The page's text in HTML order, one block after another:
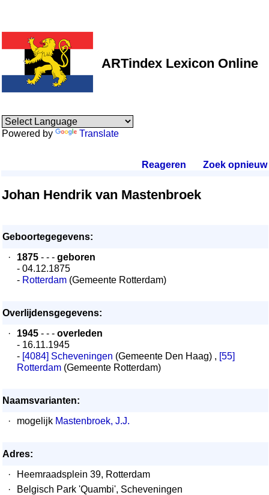
ARTindex Lexicon Online
Powered by Translate
Reageren Zoek opnieuw.
Johan Hendrik van Mastenbroek
Geboortegegevens:
·
1875 - - - geboren
- 04.12.1875
- Rotterdam (Gemeente Rotterdam)
Overlijdensgegevens:
·
1945 - - - overleden
- 16.11.1945
- [4084] Scheveningen (Gemeente Den Haag) , [55]
Rotterdam (Gemeente Rotterdam)
Naamsvarianten:
·
mogelijk Mastenbroek, J.J.
Adres:
·
Heemraadsplein 39, Rotterdam
·
Belgisch Park 'Quambi', Scheveningen